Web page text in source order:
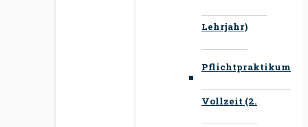
Lehrjahr)
Pflichtpraktikum
Vollzeit (2.